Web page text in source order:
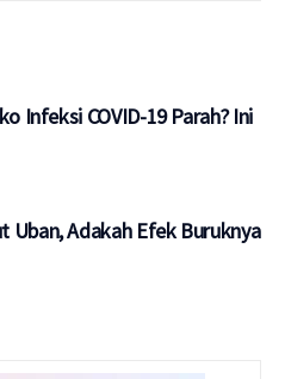
Infeksi COVID-19 Parah? Ini
Uban, Adakah Efek Buruknya